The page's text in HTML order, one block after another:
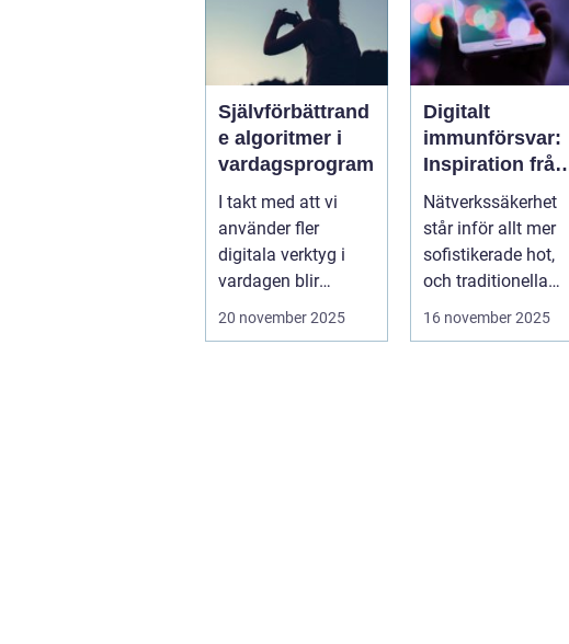
Självförbättrand
e algoritmer i
vardagsprogram
I takt med att vi
använder fler
digitala verktyg i
vardagen blir
mjukvarans
20 november 2025
Digitalt
immunförsvar:
Inspiration från
biologiska
system för att
stärka
nätverkssäkerhe
Nätverkssäkerhet
står inför allt mer
sofistikerade hot,
och traditionella
16 november 2025